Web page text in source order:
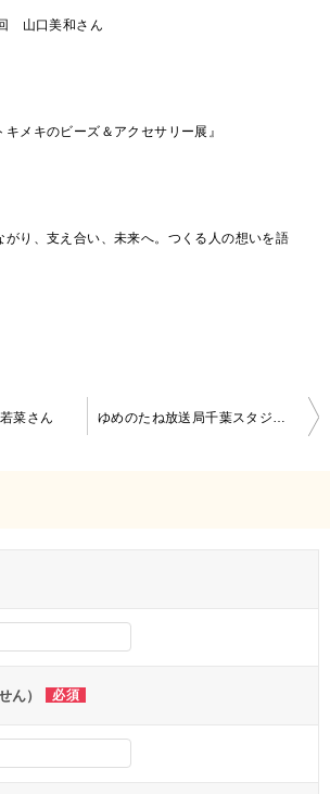
山口美和さん
キメキのビーズ＆アクセサリー展』
がり、支え合い、未来へ。つくる人の想いを語
菜さん
ん） 必須